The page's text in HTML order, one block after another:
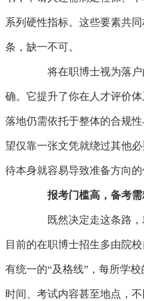
系列硬性指标。这些要素共
条，缺一不可。
将在职博士视为落户
确。它提升了你在人才评价
落地仍需依托于整体的合规
望仅靠一张文凭就绕过其他
待本身就容易导致准备方向的
报考门槛高，备考
既然决定走这条路，
目前的在职博士招生多由院
有统一的“及格线”，每所学
时间、考试内容甚至地点，不